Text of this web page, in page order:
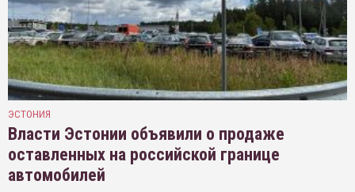
ЭСТОНИЯ
Власти Эстонии объявили о продаже
оставленных на российской границе
автомобилей